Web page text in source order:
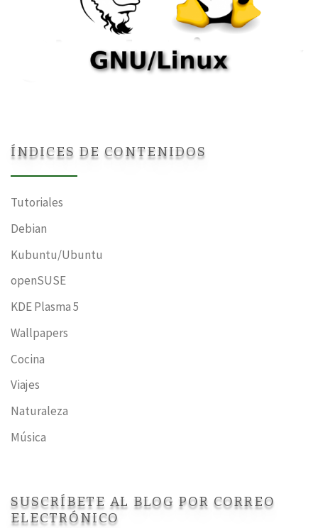
ÍNDICES DE CONTENIDOS
Tutoriales
Debian
Kubuntu/Ubuntu
openSUSE
KDE Plasma 5
Wallpapers
Cocina
Viajes
Naturaleza
Música
SUSCRÍBETE AL BLOG POR CORREO
ELECTRÓNICO